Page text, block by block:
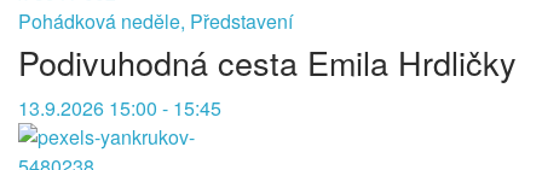
Pohádková neděle, Představení
Podivuhodná cesta Emila Hrdličky
13.9.2026 15:00 - 15:45